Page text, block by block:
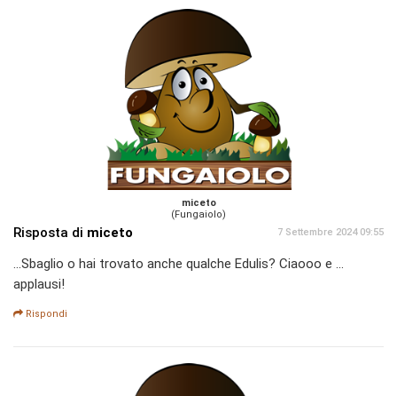
miceto
(Fungaiolo)
Risposta di miceto 7 Settembre 2024 09:55
...Sbaglio o hai trovato anche qualche Edulis? Ciaooo e ...
applausi!
Rispondi